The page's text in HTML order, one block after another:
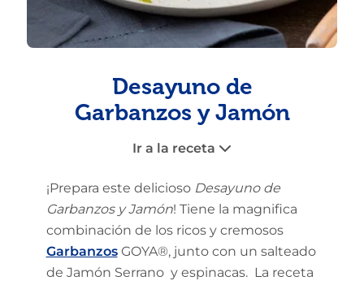
Desayuno de
Garbanzos y Jamón
Ir a la receta
¡Prepara este delicioso Desayuno de
Garbanzos y Jamón! Tiene la magnifica
combinación de los ricos y cremosos
GarbanzosGOYA®, junto con un salteado
de Jamón Serrano y espinacas. La receta